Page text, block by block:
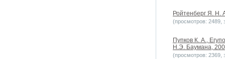
Ройтенберг Я. Н.
(просмотров: 2489,
Пупков К. А.,
Н.Э. Баумана,
(просмотров: 2369,